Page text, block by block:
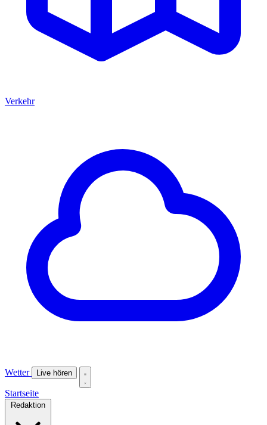
Verkehr
Wetter Live hören
Startseite
Redaktion